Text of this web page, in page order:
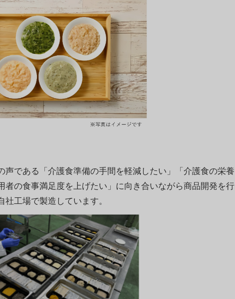
である「介護食準備の手間を軽減したい」「介護食の栄養
者の食事満足度を上げたい」に向き合いながら商品開発を行
工場で製造しています。